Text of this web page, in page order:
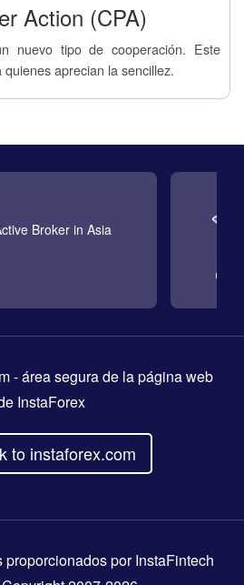
Action (CPA)
nuevo tipo de cooperación. Este
aprecian la sencillez.
Broker in Asia
- área segura de la página web
InstaForex
to instaforex.com
por InstaFintech